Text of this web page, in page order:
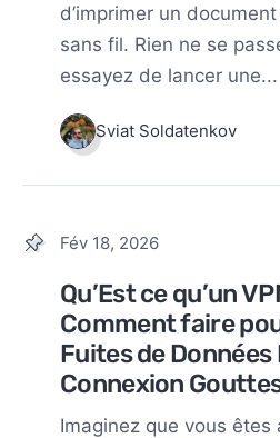
d’imprimer un
sans fil. Rien ne se
essayez de lancer une...
Sviat Soldatenkov
Fév 18, 2026
Qu’Est ce qu’un
Comment faire
Fuites de
Connexion
Imaginez que vous êtes